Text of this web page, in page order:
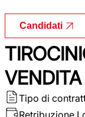
Candidati
VENDITA
Tipo di
Retribuzione